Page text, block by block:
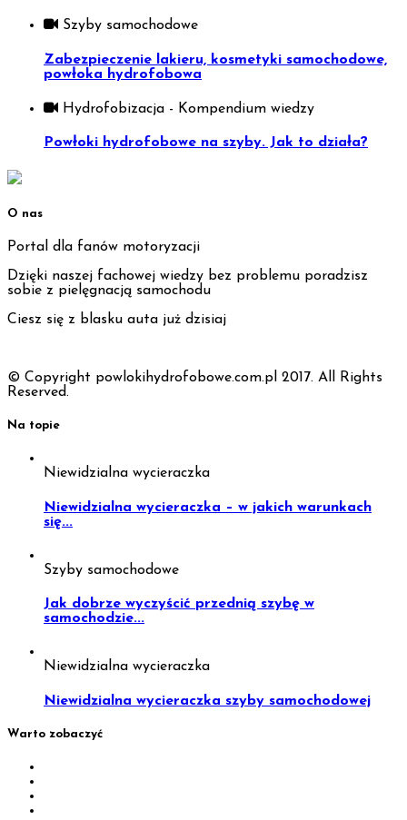
Szyby samochodowe
Zabezpieczenie lakieru, kosmetyki samochodowe,
powłoka hydrofobowa
Hydrofobizacja - Kompendium wiedzy
Powłoki hydrofobowe na szyby. Jak to działa?
O nas
Portal dla fanów motoryzacji
Dzięki naszej fachowej wiedzy bez problemu poradzisz
sobie z pielęgnacją samochodu
Ciesz się z blasku auta już dzisiaj
© Copyright powlokihydrofobowe.com.pl 2017. All Rights
Reserved.
Na topie
Niewidzialna wycieraczka
Niewidzialna wycieraczka – w jakich warunkach
się...
Szyby samochodowe
Jak dobrze wyczyścić przednią szybę w
samochodzie...
Niewidzialna wycieraczka
Niewidzialna wycieraczka szyby samochodowej
Warto zobaczyć